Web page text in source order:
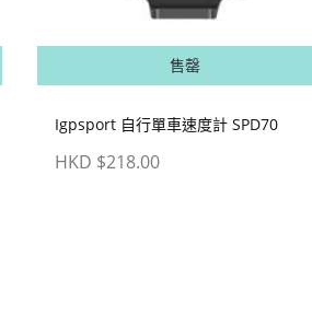
售罄
Igpsport 自行單車速度計 SPD70
HKD $218.00